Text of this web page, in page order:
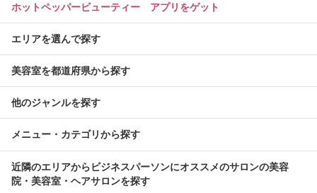
ホットペッパービューティー アプリをゲット
エリアを選んで探す
美容室を都道府県から探す
他のジャンルを探す
メニュー・カテゴリから探す
近隣のエリアからビジネスパーソンにオススメのサロンの美容
院・美容室・ヘアサロンを探す